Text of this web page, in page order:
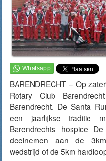
BARENDRECHT – Op
Rotary Club
Barendrecht. De Santa
een jaarlijkse traditie
Barendrechts hospice
deelnemen aan de
wedstrijd of de 5km